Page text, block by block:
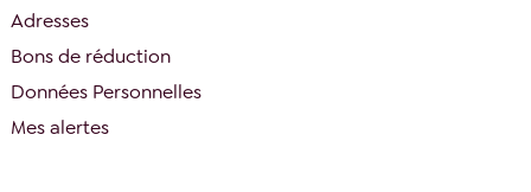
Adresses
Bons de réduction
Données Personnelles
Mes alertes